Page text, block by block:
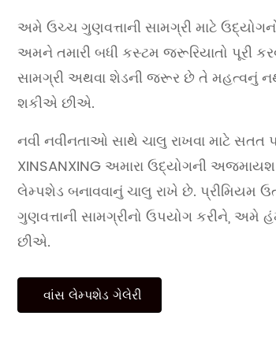
અમે ઉચ્ચ ગુણવત્તાની સામગ્રી માટે
અમને તમારી બધી કસ્ટમ જરૂરિયાતો પૂરી
સામગ્રી અથવા શેડની જરૂર છે તે મહત્વનું
શકીએ છીએ.
નવી નવીનતાઓ સાથે ચાલુ રાખવા માટે સતત
XINSANXING અમારા ઉદ્યોગની
લેમ્પશેડ બનાવવાનું ચાલુ રાખે છે. પ્રીમિયમ
ગુણવત્તાની સામગ્રીનો ઉપયોગ કરીને, અમે
છીએ.
વાંસ લેમ્પશેડ ગેલેરી